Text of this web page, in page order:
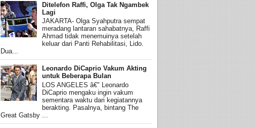
Ditelefon Raffi, Olga Tak Ngambek
Lagi
JAKARTA- Olga Syahputra sempat
meradang lantaran sahabatnya, Raffi
Ahmad tidak menemuinya setelah
keluar dari Panti Rehabilitasi, Lido.
Dua...
Leonardo DiCaprio Vakum Akting
untuk Beberapa Bulan
LOS ANGELES â€" Leonardo
DiCaprio mengaku ingin vakum
sementara waktu dari kegiatannya
berakting. Pasalnya, bintang The
Great Gatsby ...